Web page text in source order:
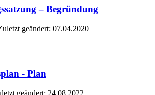
– Begründung
geändert: 07.04.2020
- Plan
geändert: 24.08.2022